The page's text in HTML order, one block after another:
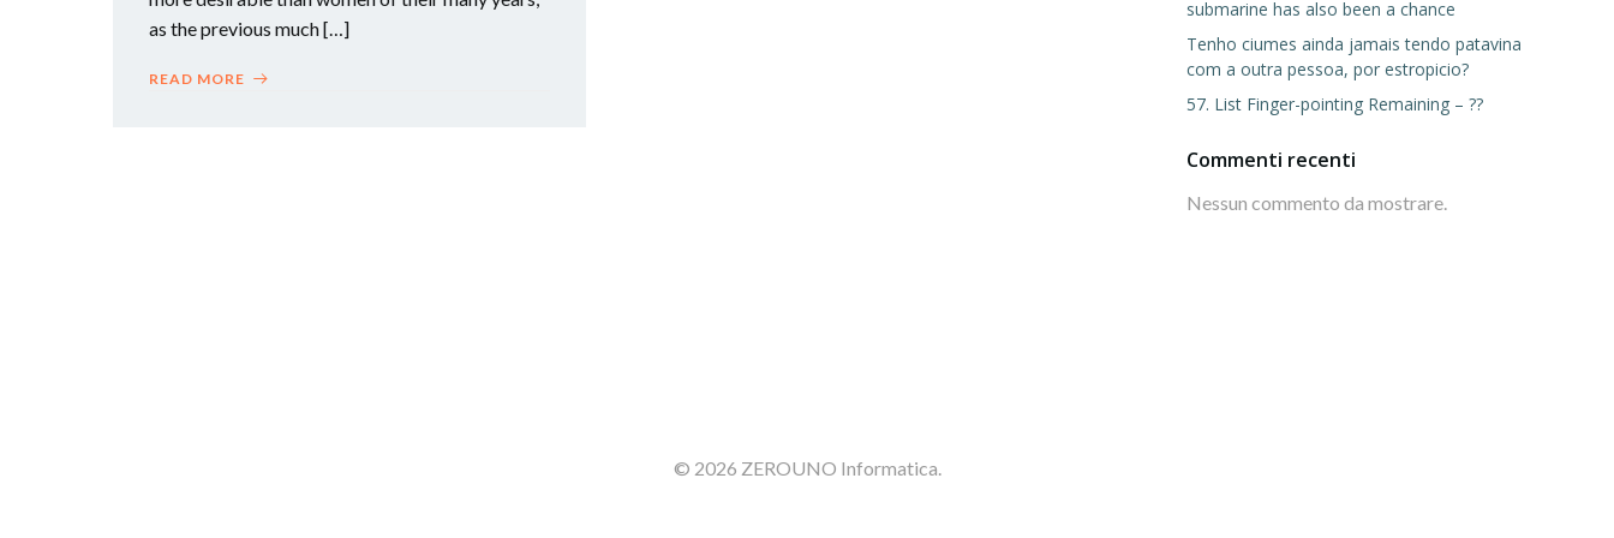
as the previous much […]
READ MORE
submarine has also been a chance
Tenho ciumes ainda jamais tendo patavina
com a outra pessoa, por estropicio?
57. List Finger-pointing Remaining – ??
Commenti recenti
Nessun commento da mostrare.
© 2026 ZEROUNO Informatica.